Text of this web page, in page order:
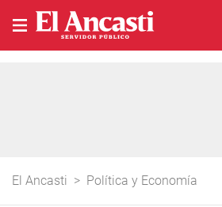
El Ancasti > Política y Economía